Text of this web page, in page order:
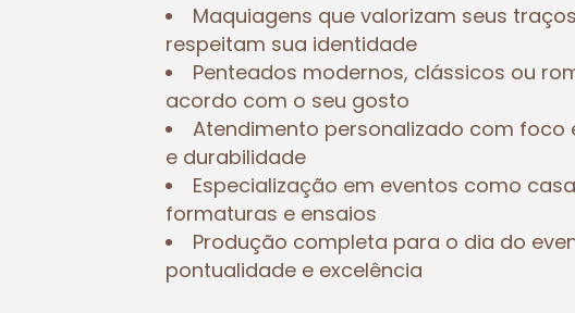
Maquiagens que valorizam seus
respeitam sua identidade
Penteados modernos, clássicos ou
acordo com o seu gosto
Atendimento personalizado com foco
e durabilidade
Especialização em eventos como
formaturas e ensaios
Produção completa para o dia do
pontualidade e excelência